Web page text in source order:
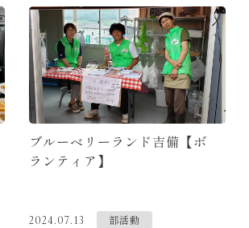
ブルーベリーランド吉備【ボ
ランティア】
2024.07.13 部活動